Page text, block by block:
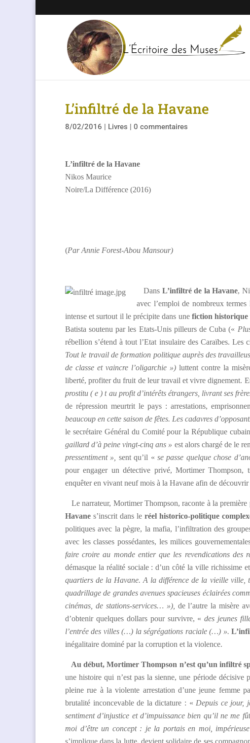
L’infiltré de la Havane
8/02/2016 | Livres | 0 commentaires
L’infiltré de la Havane
Nikos Maurice
Noire/La Différence (2016)
(Par Annie Forest-Abou Mansour)
Dans L’infiltré de la Havane,
avec l’emploi de nombreux
intense et surtout il le précipite dans une fiction historique
Batista soutenu par les Etats-Unis pilleurs de Cuba («
rébellion s’étend à tout l’Etat insulaire des Caraïbes. Les
Tout le travail de formation politique auprès des
de classe et vaincre l’oligarchie »)luttent contre la
liberté, profiter du fruit de leur travail et vivre dignement.
prostitu ( e ) t au profit d’intérêts étrangers, livrant ses
de répression meurtrit le pays : arrestations,
beaucoup en cette saison de fêtes. Les cadavres
le secrétaire Général du Comité pour la République
gaillard d’à peine vingt-cinq ans » est alors chargé de le
pressentiment », sent qu’il « se passe quelque chose
pour engager un détective privé, Mortimer Thompson,
enquêter en vivant neuf mois à la Havane afin de
Le narrateur, Mortimer Thompson, raconte à la
Havane s’inscrit dans le réel historico-politique
politiques avec la pègre, la mafia, l’infiltration des
avec les classes possédantes, les milices
faire croire au monde entier que les revendications
démasque la réalité sociale : d’un côté la ville richissime
quartiers de la Havane. A la différence de la vieille ville,
quadrillage de grandes avenues spacieuses éclairées
cinémas, de stations-services… »), de l’autre la misère
d’obtenir quelques dollars pour survivre, «des jeunes
l’entrée des villes (…) la ségrégations raciale (…) ».
inégalitaire dominé par la corruption et la violence.
Au début, Mortimer Thompson n’est qu’un infiltré
une histoire qui n’est pas la sienne, une période
pleine rue à la violente arrestation d’une jeune femme
brutalité inconcevable de la dictature : « Depuis ce jour,
sentiment d’injustice et d’impuissance bien qu’il ne
moi d’être un concept : je la portais en moi,
s’implique dans la lutte, devient solidaire de ses